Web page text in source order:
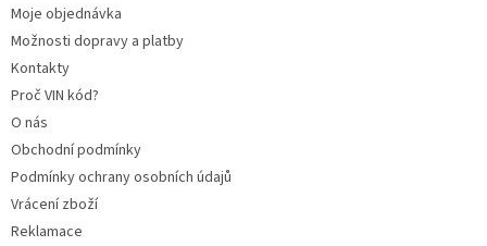
Moje objednávka
Možnosti dopravy a platby
Kontakty
Proč VIN kód?
O nás
Obchodní podmínky
Podmínky ochrany osobních údajů
Vrácení zboží
Reklamace